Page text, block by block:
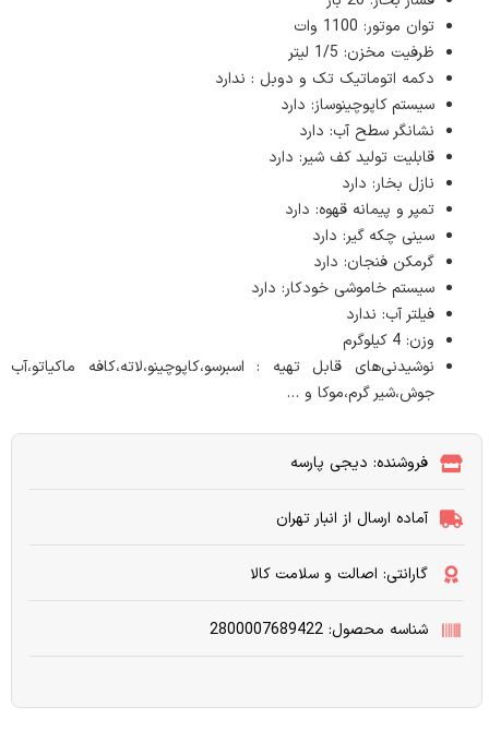
توان موتور: 1100 وات
ظرفیت مخزن: 1/5 لیتر
دکمه اتوماتیک تک و دوبل : ندارد
سیستم کاپوچینوساز: دارد
نشانگر سطح آب: دارد
قابلیت تولید کف شیر: دارد
نازل بخار: دارد
تمپر و پیمانه قهوه: دارد
سینی چکه گیر: دارد
گرمکن فنجان: دارد
سیستم خاموشی خودکار: دارد
فیلتر آب: ندارد
وزن: 4 کیلوگرم
نوشیدنی‌های قابل تهیه : اسبرسو،کاپوچینو،لاته،کافه ماکیاتو،آب
جوش،شیر گرم،موکا و …
فروشنده: دیجی پارسه
آماده ارسال از انبار تهران
گارانتی: اصالت و سلامت کالا
شناسه محصول: 2800007689422